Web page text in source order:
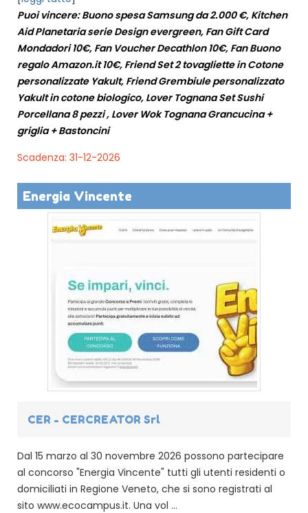
Puoi vincere: Buono spesa Samsung da 2.000 €, Kitchen
Aid Planetaria serie Design evergreen, Fan Gift Card
Mondadori 10€, Fan Voucher Decathlon 10€, Fan Buono
regalo Amazon.it 10€, Friend Set 2 tovagliette in Cotone
personalizzate Yakult, Friend Grembiule personalizzato
Yakult in cotone biologico, Lover Tognana Set Sushi
Porcellana 8 pezzi , Lover Wok Tognana Grancucina +
griglia + Bastoncini
Scadenza: 31-12-2026
Energia Vincente
CER - CERCREATOR Srl
Dal 15 marzo al 30 novembre 2026 possono partecipare
al concorso "Energia Vincente" tutti gli utenti residenti o
domiciliati in Regione Veneto, che si sono registrati al
sito www.ecocampus.it. Una vol ...